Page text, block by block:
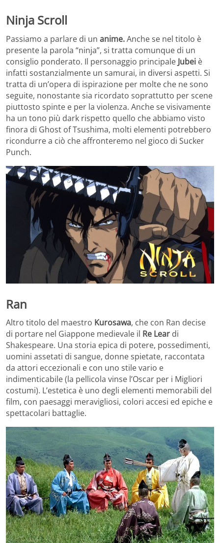
Ninja Scroll
Passiamo a parlare di un anime.Anche se nel titolo è
presente la parola “ninja”, si tratta comunque di un
consiglio ponderato. Il personaggio principale Jubei è
infatti sostanzialmente un samurai, in diversi aspetti. Si
tratta di un’opera di ispirazione per molte che ne sono
seguite, nonostante sia ricordato soprattutto per scene
piuttosto spinte e per la violenza. Anche se visivamente
ha un tono più dark rispetto quello che abbiamo visto
finora di Ghost of Tsushima, molti elementi potrebbero
ricondurre a ciò che affronteremo nel gioco di Sucker
Punch.
Ran
Altro titolo del maestro Kurosawa, che con Ran decise
di portare nel Giappone medievale il Re Lear di
Shakespeare. Una storia epica di potere, possedimenti,
uomini assetati di sangue, donne spietate, raccontata
da attori eccezionali e con uno stile vario e
indimenticabile (la pellicola vinse l’Oscar per i Migliori
costumi). L’estetica è uno degli elementi memorabili del
film, con paesaggi meravigliosi, colori accesi ed epiche e
spettacolari battaglie.